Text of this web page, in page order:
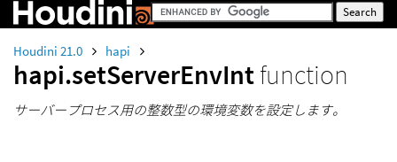
Houdini 21.0 hapi
hapi.setServerEnvIntfunction
サーバープロセス用の整数型の環境変数を設定します。